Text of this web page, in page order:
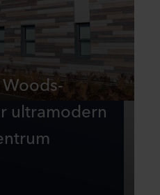
ultramodern